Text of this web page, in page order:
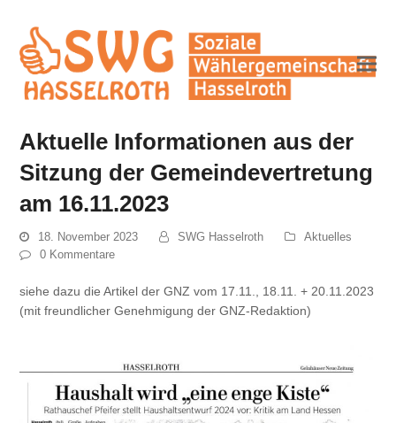
Aktuelle Informationen aus der
Sitzung der Gemeindevertretung
am 16.11.2023
18. November 2023 SWG Hasselroth
Aktuelles
0 Kommentare
siehe dazu die Artikel der GNZ vom 17.11., 18.11. + 20.11.2023
(mit freundlicher Genehmigung der GNZ-Redaktion)